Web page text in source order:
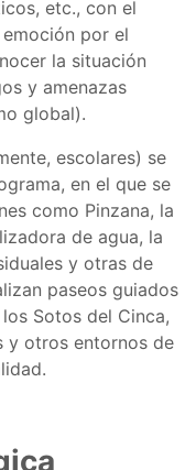
etc., con el
por el
la situación
y amenazas
global).
escolares) se
en el que se
como Pinzana, la
de agua, la
y otras de
paseos guiados
Sotos del Cinca,
y otros entornos de